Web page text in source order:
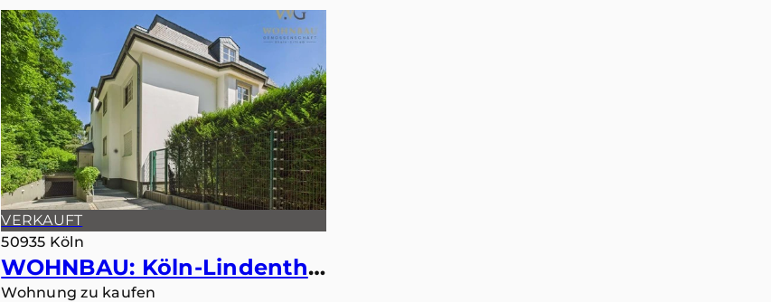
VERKAUFT
50935 Köln
WOHNBAU: Köln-Lindenthal – Maisonette mit eigenem Gartentörchen in den Stadtwald
Wohnung zu kaufen